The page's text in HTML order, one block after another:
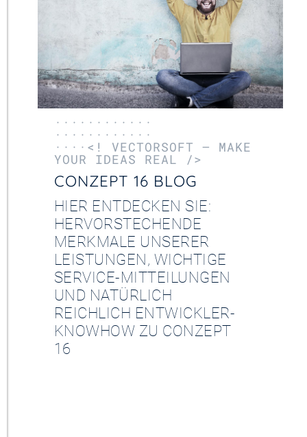
············
············
····<! VECTORSOFT – MAKE
YOUR IDEAS REAL />
CONZEPT 16 BLOG
HIER ENTDECKEN SIE:
HERVORSTECHENDE
MERKMALE UNSERER
LEISTUNGEN, WICHTIGE
SERVICE-MITTEILUNGEN
UND NATÜRLICH
REICHLICH ENTWICKLER-
KNOWHOW ZU CONZEPT
16